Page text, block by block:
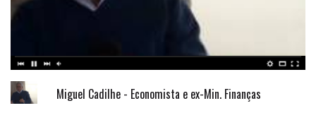
Miguel Cadilhe - Economista e ex-Min. Finanças